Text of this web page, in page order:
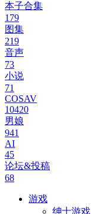
本子合集
179
图集
219
音声
73
小说
71
COSAV
10420
男娘
941
AI
45
论坛&投稿
68
游戏
绅士游戏